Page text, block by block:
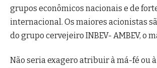
grupos econômicos nacionais e de
internacional. Os maiores acionistas
do grupo cervejeiro INBEV- AMBEV, o
Não seria exagero atribuir à má-fé ou